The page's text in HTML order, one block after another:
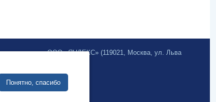
компании ООО «ЯНДЕКС» (119021, Москва, ул. Льва
development:
Понятно, спасибо